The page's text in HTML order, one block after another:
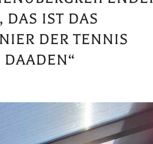
IST DAS F
DER TENNIS B